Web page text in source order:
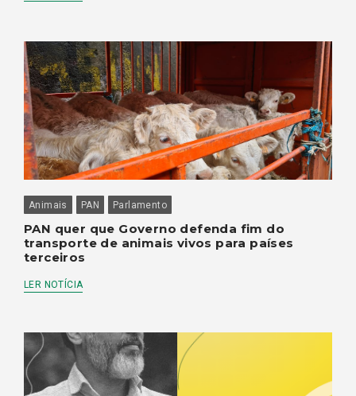
Animais PAN Parlamento
PAN quer que Governo defenda fim do
transporte de animais vivos para países
terceiros
LER NOTÍCIA